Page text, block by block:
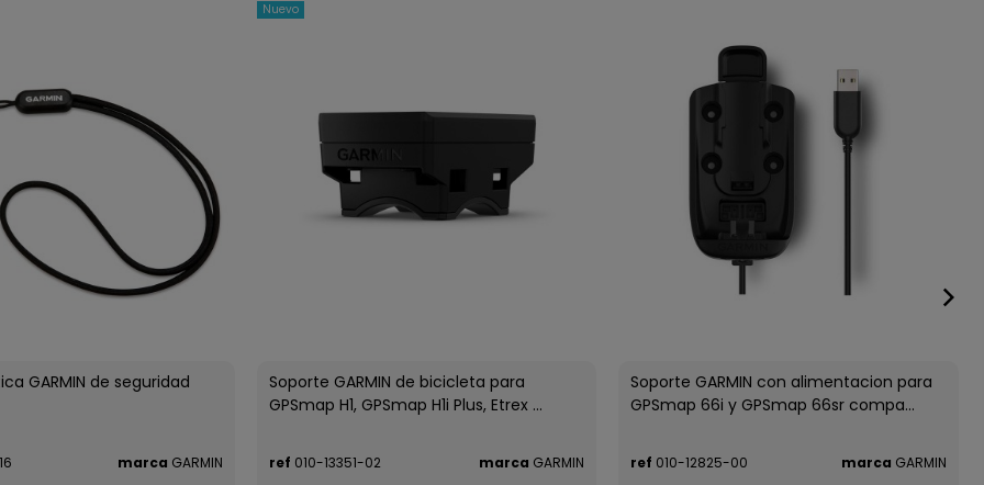
GARMIN de seguridad
marca GARMIN
Nuevo
Soporte GARMIN de bicicleta para
GPSmap H1, GPSmap H1i Plus, Etrex ...
ref 010-13351-02 marca GARMIN
Soporte GARMIN con alimentacion para
GPSmap 66i y GPSmap 66sr compa...
ref 010-12825-00 marca GARMIN